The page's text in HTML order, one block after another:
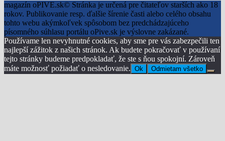
magazín oPIVE.sk© Stránka je určená pre čitateľov starších ako 18
rokov. Publikovanie resp. ďalšie šírenie časti alebo celého obsahu
tohto webu akýmkoľvek spôsobom bez predchádzajúceho
písomného súhlasu portálu oPive.sk je výslovne zakázané.
Používame len nevyhnutné cookies, aby sme pre vás zabezpečili ten
najlepší zážitok z našich stránok. Ak budete pokračovať v používaní
tejto stránky budeme predpokladať, že ste s ňou spokojní. Zároveň
máte možnosť požiadať o nesledovanie. Ok Odmietam všetko